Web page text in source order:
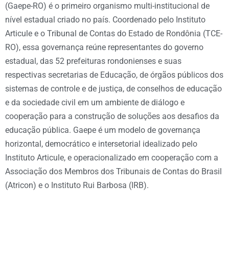
(Gaepe-RO) é o primeiro organismo multi-institucional de
nível estadual criado no país. Coordenado pelo Instituto
Articule e o Tribunal de Contas do Estado de Rondônia (TCE-
RO), essa governança reúne representantes do governo
estadual, das 52 prefeituras rondonienses e suas
respectivas secretarias de Educação, de órgãos públicos dos
sistemas de controle e de justiça, de conselhos de educação
e da sociedade civil em um ambiente de diálogo e
cooperação para a construção de soluções aos desafios da
educação pública. Gaepe é um modelo de governança
horizontal, democrático e intersetorial idealizado pelo
Instituto Articule, e operacionalizado em cooperação com a
Associação dos Membros dos Tribunais de Contas do Brasil
(Atricon) e o Instituto Rui Barbosa (IRB).